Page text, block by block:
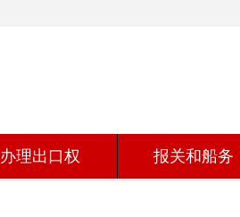
办理出口权 报关和船务